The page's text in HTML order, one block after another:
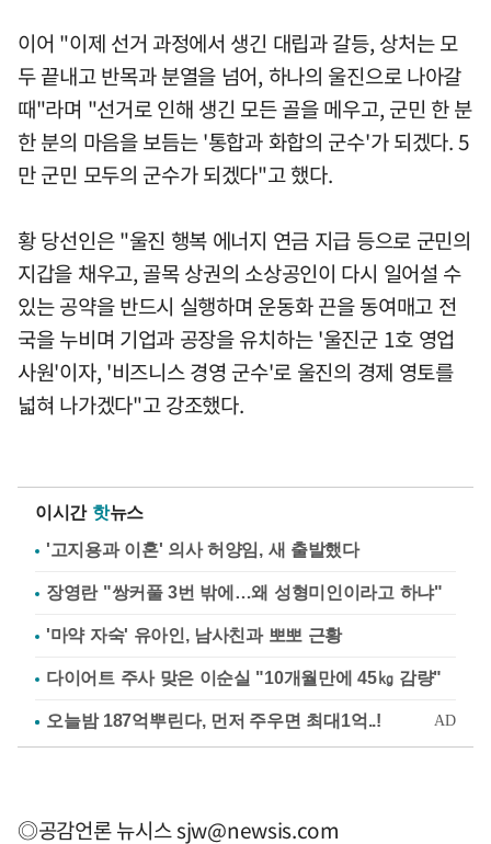
이어 "이제 선거 과정에서 생긴 대립과 갈등, 상처는 모
두 끝내고 반목과 분열을 넘어, 하나의 울진으로 나아갈
때"라며 "선거로 인해 생긴 모든 골을 메우고, 군민 한 분
한 분의 마음을 보듬는 '통합과 화합의 군수'가 되겠다. 5
만 군민 모두의 군수가 되겠다"고 했다.
황 당선인은 "울진 행복 에너지 연금 지급 등으로 군민의
지갑을 채우고, 골목 상권의 소상공인이 다시 일어설 수
있는 공약을 반드시 실행하며 운동화 끈을 동여매고 전
국을 누비며 기업과 공장을 유치하는 '울진군 1호 영업
사원'이자, '비즈니스 경영 군수'로 울진의 경제 영토를
넓혀 나가겠다"고 강조했다.
이시간 핫뉴스
'고지용과 이혼' 의사 허양임, 새 출발했다
장영란 "쌍커풀 3번 밖에…왜 성형미인이라고 하냐"
'마약 자숙' 유아인, 남사친과 뽀뽀 근황
다이어트 주사 맞은 이순실 "10개월만에 45㎏ 감량"
◎공감언론 뉴시스sjw@newsis.com